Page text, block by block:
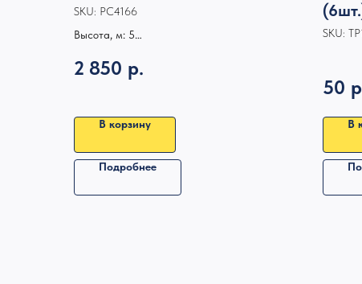
SKU: РС4166
Высота, м: 5
2 850 р.
В корзину
Подробнее
SKU:
50
В